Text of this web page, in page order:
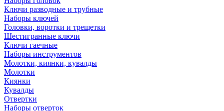
Ключи разводные и трубные
Наборы ключей
Головки, воротки и трещетки
Шестигранные ключи
Ключи гаечные
Наборы инструментов
Молотки, киянки, кувалды
Молотки
Киянки
Кувалды
Отвертки
Наборы отверток